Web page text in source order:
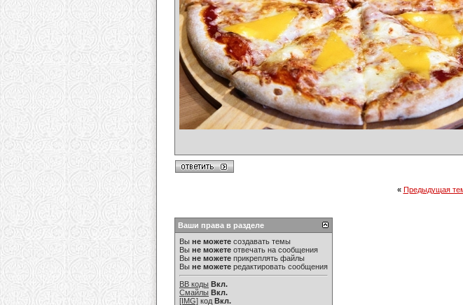
« Предыдущая
Ваши права в разделе
Вы не можете создавать темы
Вы не можете отвечать на сообщения
Вы не можете прикреплять файлы
Вы не можете редактировать сообщения
BB коды Вкл.
Смайлы Вкл.
[IMG] код Вкл.